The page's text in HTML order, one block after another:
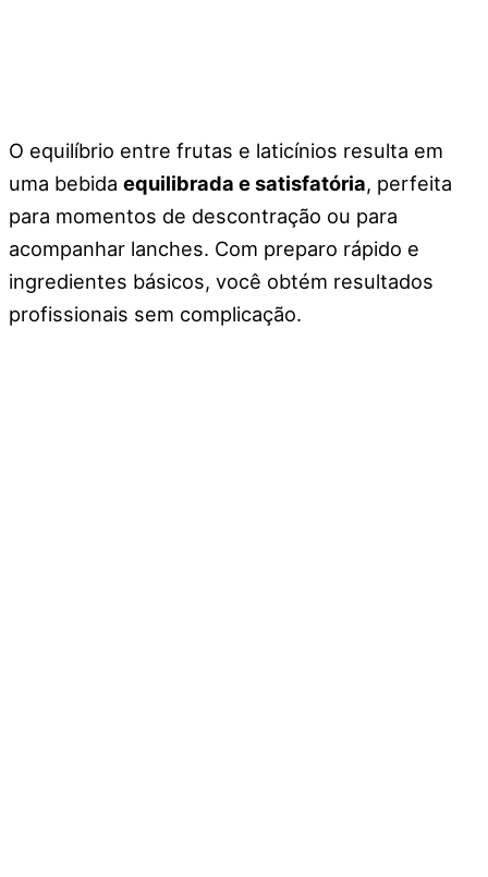
O equilíbrio entre frutas e laticínios resulta em
uma bebida equilibrada e satisfatória, perfeita
para momentos de descontração ou para
acompanhar lanches. Com preparo rápido e
ingredientes básicos, você obtém resultados
profissionais sem complicação.